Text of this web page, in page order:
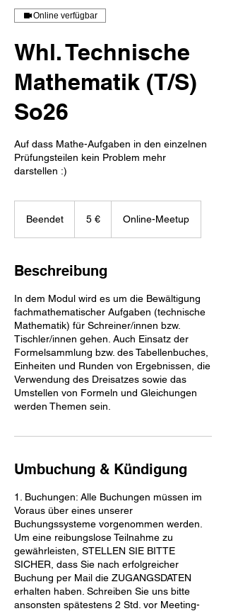
Online verfügbar
Whl. Technische
Mathematik (T/S)
So26
Auf dass Mathe-Aufgaben in den einzelnen
Prüfungsteilen kein Problem mehr
darstellen :)
Beendet
d
t
5 € Online-Meetup
Beschreibung
In dem Modul wird es um die Bewältigung
fachmathematischer Aufgaben (technische
Mathematik) für Schreiner/innen bzw.
Tischler/innen gehen. Auch Einsatz der
Formelsammlung bzw. des Tabellenbuches,
Einheiten und Runden von Ergebnissen, die
Verwendung des Dreisatzes sowie das
Umstellen von Formeln und Gleichungen
Umbuchung & Kündigung
1. Buchungen: Alle Buchungen müssen im
Voraus über eines unserer
Buchungssysteme vorgenommen werden.
Um eine reibungslose Teilnahme zu
gewährleisten, STELLEN SIE BITTE
SICHER, dass Sie nach erfolgreicher
Buchung per Mail die ZUGANGSDATEN
erhalten haben. Schreiben Sie uns bitte
ansonsten spätestens 2 Std. vor Meeting-